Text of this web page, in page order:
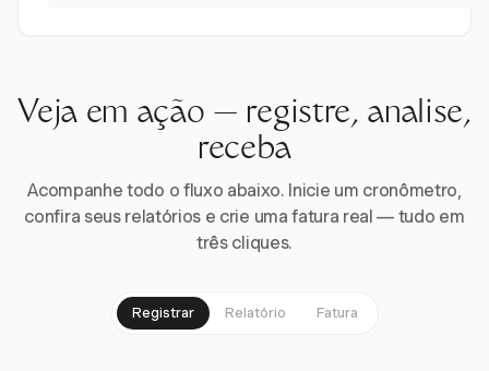
Veja em ação — registre, analise,
receba
Acompanhe todo o fluxo abaixo. Inicie um cronômetro,
confira seus relatórios e crie uma fatura real — tudo em
três cliques.
Registrar Relatório Fatura